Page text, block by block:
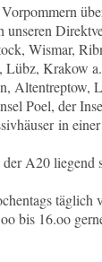
Wismar,
Krakow
Poel, der
in
A20
bis 16.oo